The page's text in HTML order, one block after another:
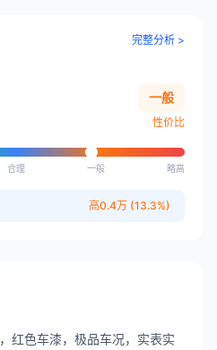
完整分析 >
一般
性价比
合理 一般 略高
高0.4万 (13.3%)
，红色车漆，极品车况，实表实